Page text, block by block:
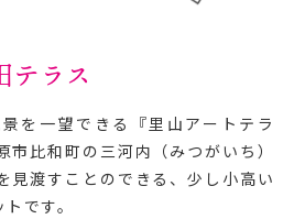
テラス
を一望できる『里山アートテラ
市比和町の三河内（みつがいち）
見渡すことのできる、少し小高い
です。